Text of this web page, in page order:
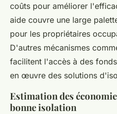
coûts pour améliorer
aide couvre une large
pour les propriétaires
D'autres mécanismes
facilitent l'accès à des
en œuvre des solutions
Estimation des
bonne isolation